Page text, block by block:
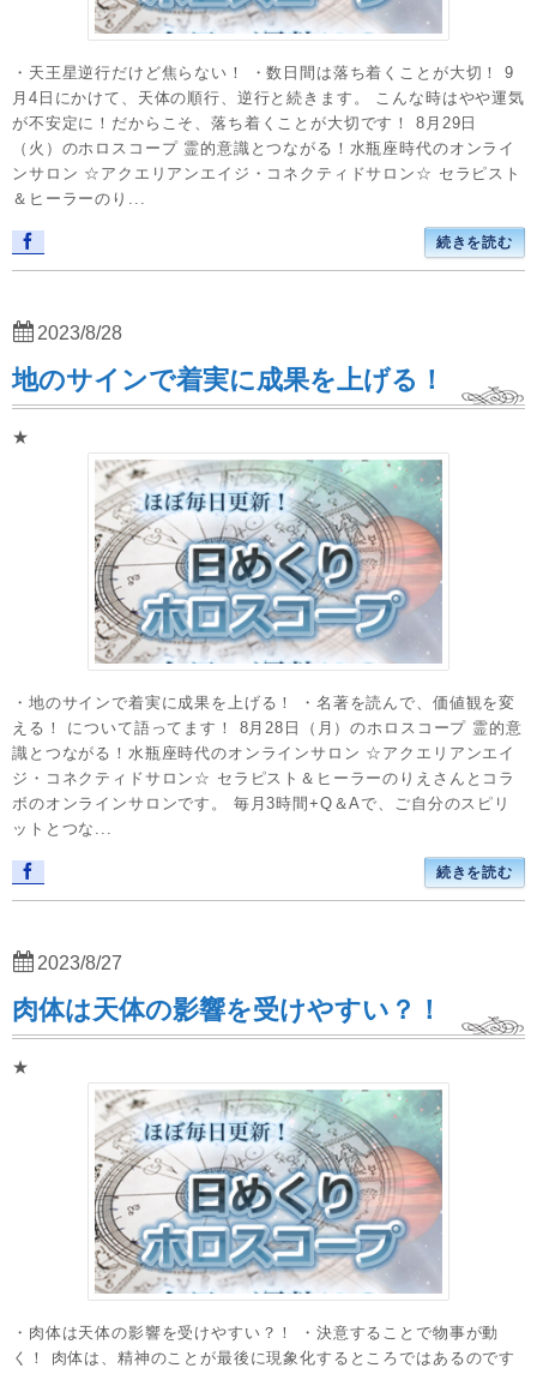
・天王星逆行だけど焦らない！ ・数日間は落ち着くことが大切！ 9
月4日にかけて、天体の順行、逆行と続きます。 こんな時はやや運気
が不安定に！だからこそ、落ち着くことが大切です！ 8月29日
（火）のホロスコープ 霊的意識とつながる！水瓶座時代のオンライ
ンサロン ☆アクエリアンエイジ・コネクティドサロン☆ セラピスト
＆ヒーラーのり...
続きを読む
地のサインで着実に成果を上げる！
★
・地のサインで着実に成果を上げる！ ・名著を読んで、価値観を変
える！ について語ってます！ 8月28日（月）のホロスコープ 霊的意
識とつながる！水瓶座時代のオンラインサロン ☆アクエリアンエイ
ジ・コネクティドサロン☆ セラピスト＆ヒーラーのりえさんとコラ
ボのオンラインサロンです。 毎月3時間+Q＆Aで、ご自分のスピリ
ットとつな...
続きを読む
2023/8/28
肉体は天体の影響を受けやすい？！
★
・肉体は天体の影響を受けやすい？！ ・決意することで物事が動
く！ 肉体は、精神のことが最後に現象化するところではあるのです
2023/8/27